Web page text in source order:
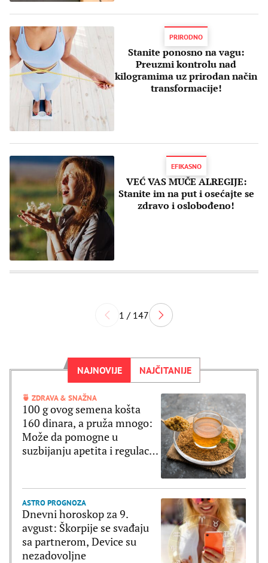
PRIRODNO
Stanite ponosno na vagu:
Preuzmi kontrolu nad
kilogramima uz prirodan način
transformacije!
EFIKASNO
VEĆ VAS MUČE ALREGIJE:
Stanite im na put i osećajte se
zdravo i oslobođeno!
1 / 147
NAJNOVIJE NAJČITANIJE
🍵 ZDRAVA & SNAŽNA
100 g ovog semena košta
160 dinara, a pruža mnogo:
Može da pomogne u
suzbijanju apetita i regulaciji
ASTRO PROGNOZA
Dnevni horoskop za 9.
avgust: Škorpije se svađaju
sa partnerom, Device su
nezadovoljne